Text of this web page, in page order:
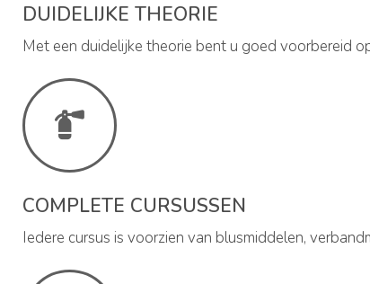
DUIDELIJKE THEORIE
Met een duidelijke theorie bent u goed voorbereid
COMPLETE CURSUSSEN
Iedere cursus is voorzien van blusmiddelen,